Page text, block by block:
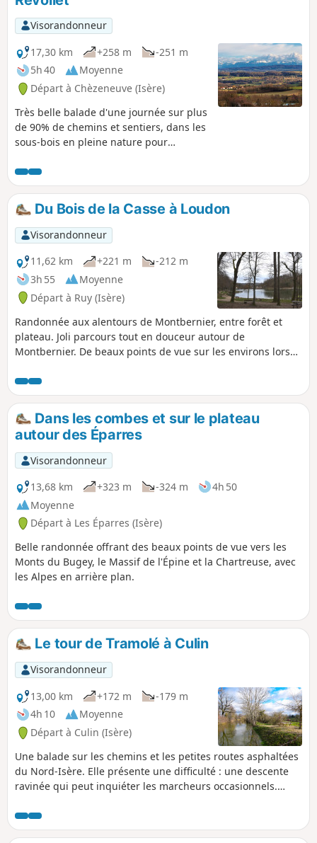
Visorandonneur
17,30 km
+258 m
-251 m
5h 40
Moyenne
Départ à Chèzeneuve (Isère)
Très belle balade d'une journée sur plus
de 90% de chemins et sentiers, dans les
sous-bois en pleine nature pour
Jallieu et Lyon.
Du Bois de la Casse à Loudon
Visorandonneur
11,62 km
+221 m
-212 m
3h 55
Moyenne
Départ à Ruy (Isère)
Randonnée aux alentours de Montbernier, entre forêt et
plateau. Joli parcours tout en douceur autour de
Montbernier. De beaux points de vue sur les environs lors
passage en forêt et à travers champs.
Dans les combes et sur le plateau
autour des Éparres
Visorandonneur
13,68 km
+323 m -324 m
4h 50
Moyenne
Départ à Les Éparres (Isère)
Belle randonnée offrant des beaux points de vue vers les
Monts du Bugey, le Massif de l'Épine et la Chartreuse, avec
les Alpes en arrière plan.
Le tour de Tramolé à Culin
Visorandonneur
13,00 km
+172 m
-179 m
4h 10
Moyenne
Départ à Culin (Isère)
Une balade sur les chemins et les petites routes asphaltées
du Nord-Isère. Elle présente une difficulté : une descente
ravinée qui peut inquiéter les marcheurs occasionnels.